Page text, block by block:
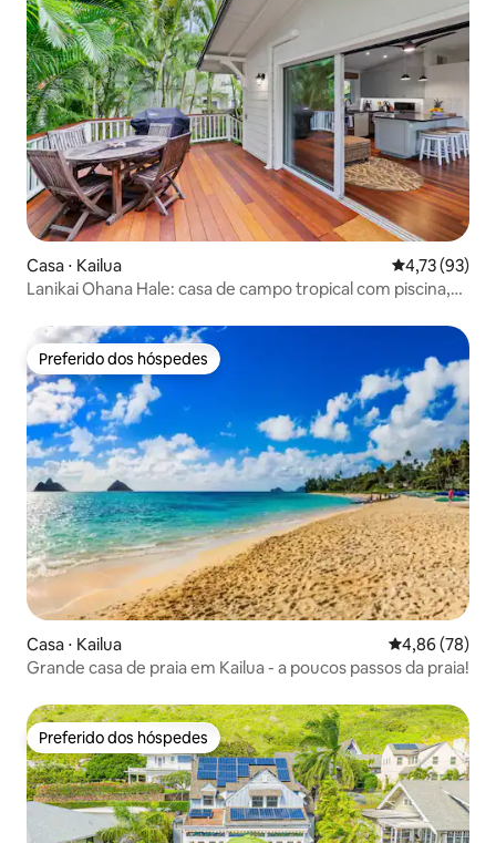
Casa ⋅ Kailua 4,73 de uma
4,73 (93)
Lanikai Ohana Hale: casa de campo tropical com piscina,
Preferido dos hóspedes
Preferido dos hóspedes
Casa ⋅ Kailua 4,86 de uma
4,86 (78)
Grande casa de praia em Kailua - a poucos passos da praia!
Preferido dos hóspedes
Preferido dos hóspedes